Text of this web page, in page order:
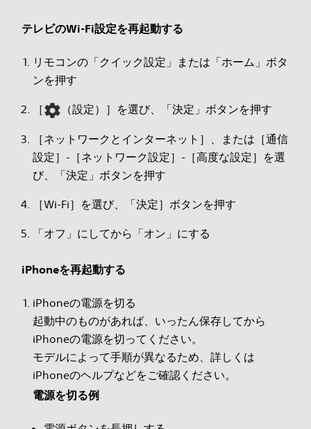
テレビのWi-Fi設定を再起動する
リモコンの「クイック設定」または「ホーム」ボタ
ンを押す
［ （設定）］を選び、「決定」ボタンを押す
［ネットワークとインターネット］、または［通信
設定］-［ネットワーク設定］-［高度な設定］を選
び、「決定」ボタンを押す
［Wi-Fi］を選び、「決定］ボタンを押す
「オフ」にしてから「オン」にする
iPhoneを再起動する
iPhoneの電源を切る
起動中のものがあれば、いったん保存してから
iPhoneの電源を切ってください。
モデルによって手順が異なるため、詳しくは
iPhoneのヘルプなどをご確認ください。
電源を切る例